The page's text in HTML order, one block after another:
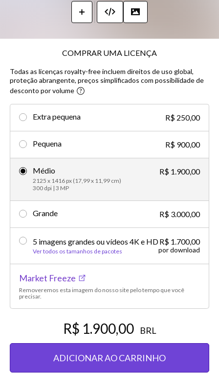
COMPRAR UMA LICENÇA
Todas as licenças royalty-free incluem direitos de uso global,
proteção abrangente, preços simplificados com possibilidade de
desconto por volume​
Extra pequena R$ 250,00
Pequena R$ 900,00
Médio
2125 x 1416 px (17,99 x 11,99 cm)
300 dpi | 3 MP
R$ 1.900,00
Grande R$ 3.000,00
5 imagens grandes ou vídeos 4K e HD
Ver todos os tamanhos de pacotes
R$ 1.700,00
por download
Market Freeze
Removeremos esta imagem do nosso site pelo tempo que você
precisar.
R$ 1.900,00 BRL
ADICIONAR AO CARRINHO